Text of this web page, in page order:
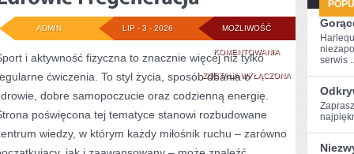
MOŻLIWOŚĆ
KOMENTOWANIAZDROWIE
I
REGENERACJA
ZOSTAŁA WYŁĄCZONA
LIP - 3 - 2026
ADMIN
i aktywność fizyczna to znacznie więcej niż tylko
ćwiczenia. To styl życia, sposób dbania o
dobre samopoczucie oraz codzienną energię.
poświęcona tej tematyce stanowi rozbudowane
wiedzy, w którym każdy miłośnik ruchu – zarówno
serwis